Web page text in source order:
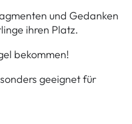
und Gedanken
ihren Platz.
bekommen!
geeignet für